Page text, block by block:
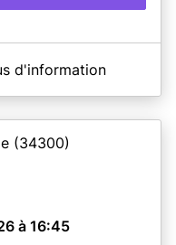
d’identité et
de 9h à 12h et
sur rendez-vous
internet
d'information
(34300)
à 16:45